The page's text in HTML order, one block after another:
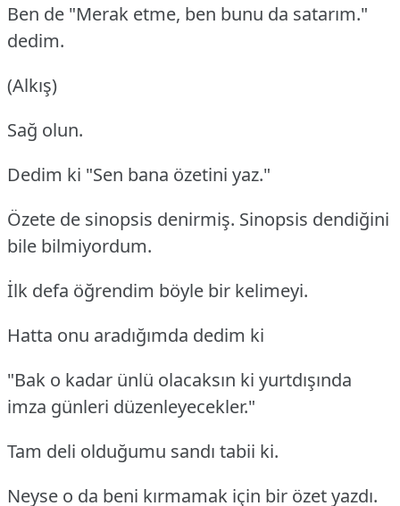
Ben de "Merak etme, ben bunu da satarım."
dedim.
(Alkış)
Sağ olun.
Dedim ki "Sen bana özetini yaz."
Özete de sinopsis denirmiş. Sinopsis dendiğini
bile bilmiyordum.
İlk defa öğrendim böyle bir kelimeyi.
Hatta onu aradığımda dedim ki
"Bak o kadar ünlü olacaksın ki yurtdışında
imza günleri düzenleyecekler."
Tam deli olduğumu sandı tabii ki.
Neyse o da beni kırmamak için bir özet yazdı.